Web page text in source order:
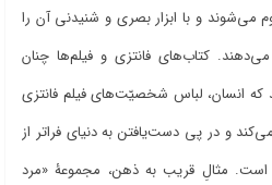
میشوند و با ابزار بصری و شنیدنی آن را
دهند. کتابهای فانتزی و فیلمها چنان
که انسان، لباس شخصیّتهای فیلم فانتزی
کند و در پی دستیافتن به دنیای فراتر از
مثالِ قریب به ذهن، مجموعۀ «مرد